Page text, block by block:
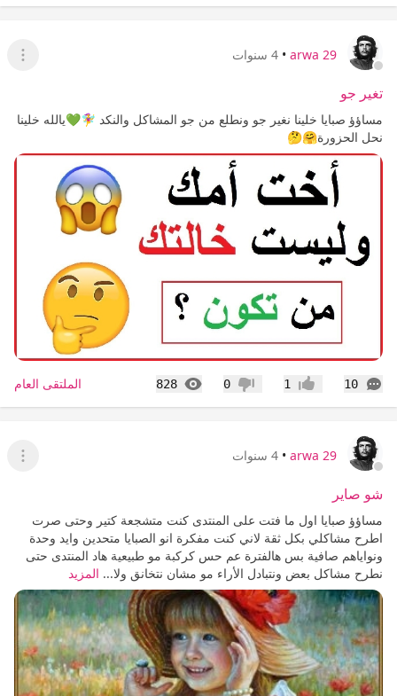
arwa 29
• 4 سنوات
عرض
تغير جو
مساؤؤ صبايا خلينا نغير جو ونطلع من جو المشاكل والنكد 🧚‍♀️💚يالله خلينا
نحل الحزورة🤗🤔
10
التعليقات إعجاب1 عدم إعجاب
0
828
المشاهدات الملتقى العام
arwa 29
• 4 سنوات
عرض
شو صاير
مساؤؤ صبايا اول ما فتت على المنتدى كنت متشجعة كتير وحتى صرت
اطرح مشاكلي بكل ثقة لاني كنت مفكرة انو الصبايا متحدين وايد وحدة
ونواياهم صافية بس هالفترة عم حس كركبة مو طبيعية هاد المنتدى حتى
نطرح مشاكل بعض ونتبادل الأراء مو مشان نتخانق ولا... المزيد